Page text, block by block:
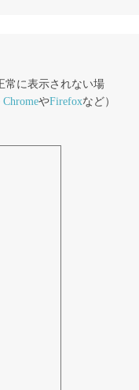
に表示されない場
ChromeやFirefoxなど）